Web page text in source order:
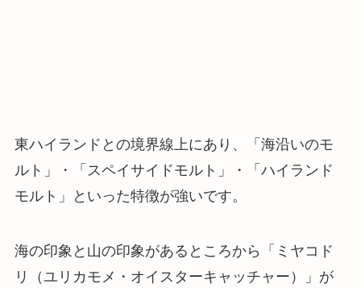
東ハイランドとの境界線上にあり、「海沿いのモ
ルト」・「スペイサイドモルト」・「ハイランド
モルト」といった特徴が強いです。
海の印象と山の印象があるところから「ミヤコド
リ（ユリカモメ・オイスターキャッチャー）」が